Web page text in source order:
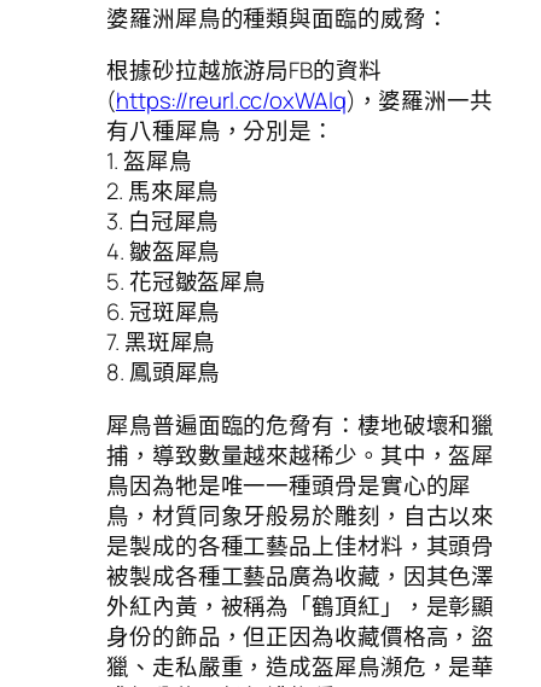
婆羅洲犀鳥的種類與面臨的威脅：
根據砂拉越旅游局FB的資料
(https://reurl.cc/oxWAlq)，婆羅洲一共
有八種犀鳥，分別是：
1. 盔犀鳥
2. 馬來犀鳥
3. 白冠犀鳥
4. 皺盔犀鳥
5. 花冠皺盔犀鳥
6. 冠斑犀鳥
7. 黑斑犀鳥
8. 鳳頭犀鳥
犀鳥普遍面臨的危脅有：棲地破壞和獵
捕，導致數量越來越稀少。其中，盔犀
鳥因為牠是唯一一種頭骨是實心的犀
鳥，材質同象牙般易於雕刻，自古以來
是製成的各種工藝品上佳材料，其頭骨
被製成各種工藝品廣為收藏，因其色澤
外紅內黃，被稱為「鶴頂紅」，是彰顯
身份的飾品，但正因為收藏價格高，盜
獵、走私嚴重，造成盔犀鳥瀕危，是華